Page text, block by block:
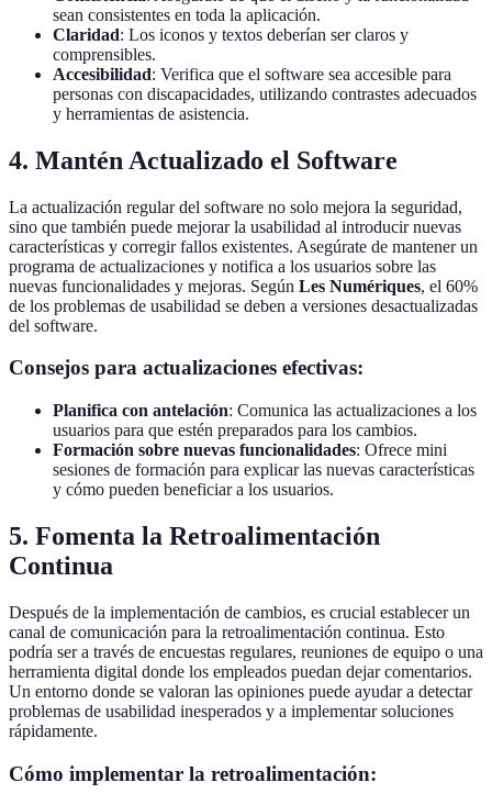
sean consistentes en toda la aplicación.
Claridad: Los iconos y textos deberían ser claros y
comprensibles.
Accesibilidad: Verifica que el software sea accesible para
personas con discapacidades, utilizando contrastes adecuados
y herramientas de asistencia.
4. Mantén Actualizado el Software
La actualización regular del software no solo mejora la seguridad,
sino que también puede mejorar la usabilidad al introducir nuevas
características y corregir fallos existentes. Asegúrate de mantener un
programa de actualizaciones y notifica a los usuarios sobre las
nuevas funcionalidades y mejoras. Según Les Numériques, el 60%
de los problemas de usabilidad se deben a versiones desactualizadas
del software.
Consejos para actualizaciones efectivas:
Planifica con antelación: Comunica las actualizaciones a los
usuarios para que estén preparados para los cambios.
Formación sobre nuevas funcionalidades: Ofrece mini
sesiones de formación para explicar las nuevas características
y cómo pueden beneficiar a los usuarios.
5. Fomenta la Retroalimentación
Continua
Después de la implementación de cambios, es crucial establecer un
canal de comunicación para la retroalimentación continua. Esto
podría ser a través de encuestas regulares, reuniones de equipo o una
herramienta digital donde los empleados puedan dejar comentarios.
Un entorno donde se valoran las opiniones puede ayudar a detectar
problemas de usabilidad inesperados y a implementar soluciones
rápidamente.
Cómo implementar la retroalimentación: